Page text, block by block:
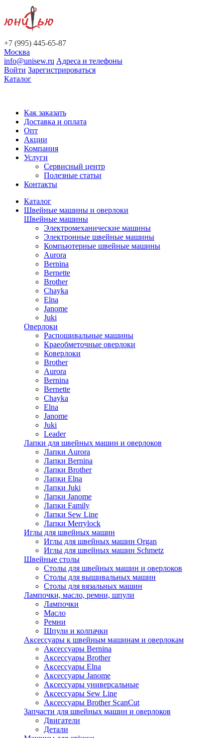
+7 (995) 445-65-87
Москва
info@unisew.ru Адреса и телефоны
Войти Зарегистрироваться
Каталог
Как заказать
Доставка и оплата
Опт
Акции
Компания
Услуги
Сервисный центр
Полезные статьи
Контакты
Каталог
Швейные машины и оверлоки
Швейные машины
Электромеханические машины
Электронные швейные машины
Компьютерные швейные машины
Aurora
Bernina
Bernette
Brother
Chayka
Elna
Janome
Juki
Оверлоки
Распошивальные машины
Краеобметочные оверлоки
Коверлоки
Brother
Aurora
Bernina
Bernette
Chayka
Elna
Janome
Juki
Leader
Лапки для швейных машин и оверлоков
Лапки Aurora
Лапки Bernina
Лапки Brother
Лапки Elna
Лапки Juki
Лапки Janome
Лапки Family
Лапки Sew Line
Лапки Merrylock
Иглы для швейных машин
Иглы для швейных машин Organ
Иглы для швейных машин Schmetz
Швейные столы
Столы для швейных машин и оверлоков
Столы для вышивальных машин
Столы для вязальных машин
Лампочки, масло, ремни, шпули
Лампочки
Масло
Ремни
Шпули и колпачки
Аксессуары к швейным машинам и оверлокам
Аксессуары Bernina
Аксессуары Brother
Аксессуары Elna
Аксессуары Janome
Аксессуары универсальные
Аксессуары Sew Line
Аксессуары Brother ScanCut
Запчасти для швейных машин и оверлоков
Двигатели
Детали